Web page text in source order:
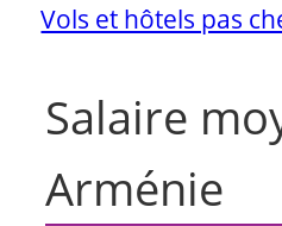
Vols et hôtels pas
Salaire
Arménie